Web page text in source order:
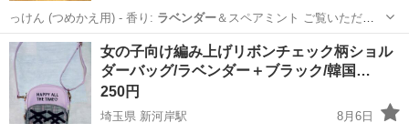
っけん (つめかえ用) - 香り: ラベンダー＆スペアミント ご覧いただき
あり…
愛媛 松山市 道後公園駅 洗濯用品
女の子向け編み上げリボンチェック柄ショル
ダーバッグ/ラベンダー＋ブラック/韓国…
250円
埼玉県 新河岸駅
8月6日